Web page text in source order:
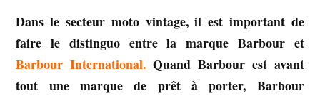
Dans le secteur moto vintage, il est important de
faire le distinguo entre la marque Barbour et
Barbour International. Quand Barbour est avant
tout une marque de prêt à porter, Barbour